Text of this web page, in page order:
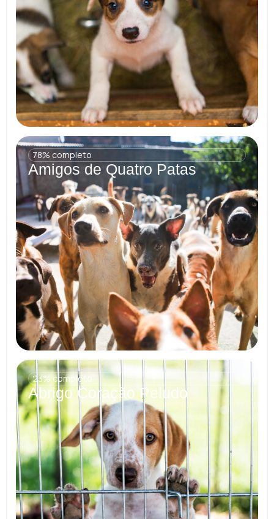
78% completo
Amigos de Quatro Patas
23% completo
Abrigo Coração Peludo